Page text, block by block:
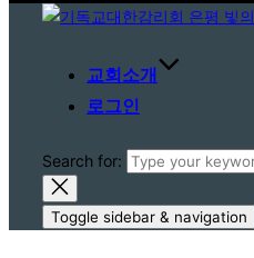
교회소개
로그인
Search for:
Toggle sidebar & navigation